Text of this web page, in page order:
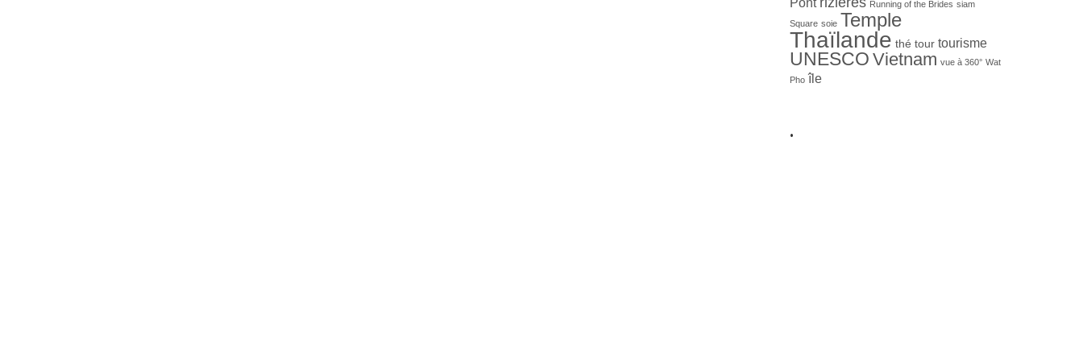
Running of the Brides siam
Square soie Temple
Thaïlande thé tour tourisme
UNESCO Vietnam vue à 360° Wat
Pho île
.